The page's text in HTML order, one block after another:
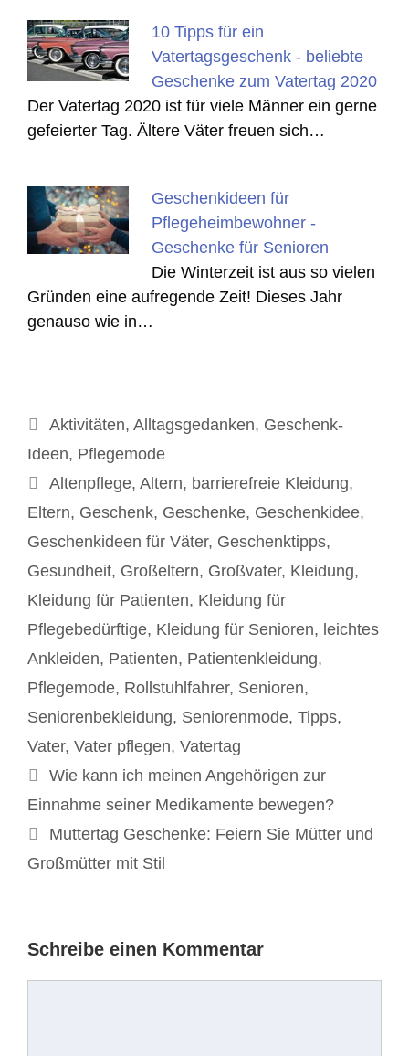
10 Tipps für ein
Vatertagsgeschenk - beliebte
Geschenke zum Vatertag 2020
Der Vatertag 2020 ist für viele Männer ein gerne
gefeierter Tag. Ältere Väter freuen sich…
Geschenkideen für
Pflegeheimbewohner -
Geschenke für Senioren
Die Winterzeit ist aus so vielen
Gründen eine aufregende Zeit! Dieses Jahr
genauso wie in…
Kategorien
Aktivitäten, Alltagsgedanken, Geschenk-
Ideen, Pflegemode
Schlagwörter
Altenpflege, Altern, barrierefreie Kleidung,
Eltern, Geschenk, Geschenke, Geschenkidee,
Geschenkideen für Väter, Geschenktipps,
Gesundheit, Großeltern, Großvater, Kleidung,
Kleidung für Patienten, Kleidung für
Pflegebedürftige, Kleidung für Senioren, leichtes
Ankleiden, Patienten, Patientenkleidung,
Pflegemode, Rollstuhlfahrer, Senioren,
Seniorenbekleidung, Seniorenmode, Tipps,
Vater, Vater pflegen, Vatertag
Beitrags-
Navigation
Wie kann ich meinen Angehörigen zur
Einnahme seiner Medikamente bewegen?
Muttertag Geschenke: Feiern Sie Mütter und
Großmütter mit Stil
Schreibe einen Kommentar